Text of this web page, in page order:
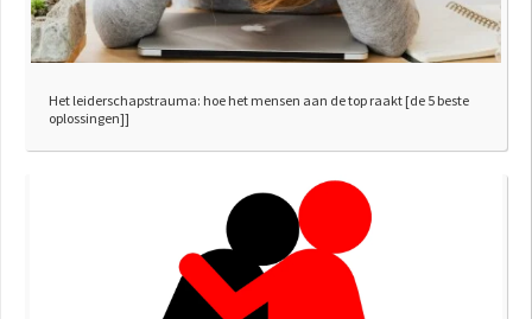
Het leiderschapstrauma: hoe het mensen aan de top raakt [de 5 beste
oplossingen]]